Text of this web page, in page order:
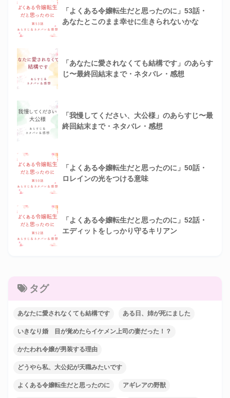
「よくある令嬢転生だと思ったのに」53話・
あなたとこのまま幸せに生きられないかな
「あなたに愛されなくても結構です」のあらす
じ〜最終回結末まで・ネタバレ・感想
「我慢してください、大公様」のあらすじ〜最
終回結末まで・ネタバレ・感想
「よくある令嬢転生だと思ったのに」50話・
ロレインの光をつける意味
「よくある令嬢転生だと思ったのに」52話・
エディットをしっかり守るキリアン
タグ
あなたに愛されなくても結構です ある日、姉が死にました
いきなり婚 目が覚めたらイケメン上司の妻だった！？
かたわれ令嬢が男装する理由
どうやら私、大公妃が天職みたいです
よくある令嬢転生だと思ったのに アギレアの野獣